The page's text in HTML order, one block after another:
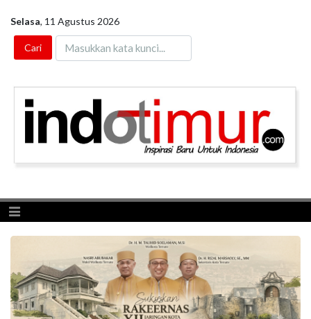
Selasa, 11 Agustus 2026
Toggle navigation